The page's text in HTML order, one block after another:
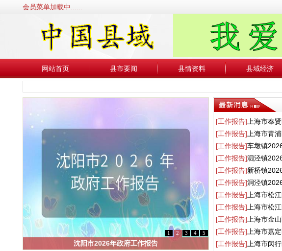
会员菜单加载中......
网站首页 县市要闻 县情资料 县域经济
1 2 3 4 5
沈阳市2026年政府工作报告
[工作报告] 上海市奉
[工作报告] 上海市青
[工作报告]车墩镇
[工作报告]泗泾镇
[工作报告]新桥镇
[工作报告]洞泾镇
[工作报告] 上海市松
[工作报告] 上海市松
[工作报告] 上海市金
[工作报告] 上海市嘉
[工作报告] 上海市闵